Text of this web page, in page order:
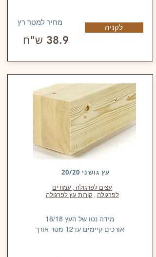
מחיר למטר רץ
38.9 ש"ח
לקניה
עץ גושני 20/20
עצים לפרגולה , עמודים
לפרגולה , קורות עץ לפרגולה
מידה נטו של העץ 18/18
אורכים קיימים עד12 מטר אורך